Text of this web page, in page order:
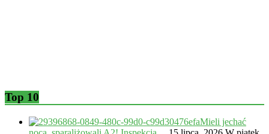
Top 10
Mieli jechać